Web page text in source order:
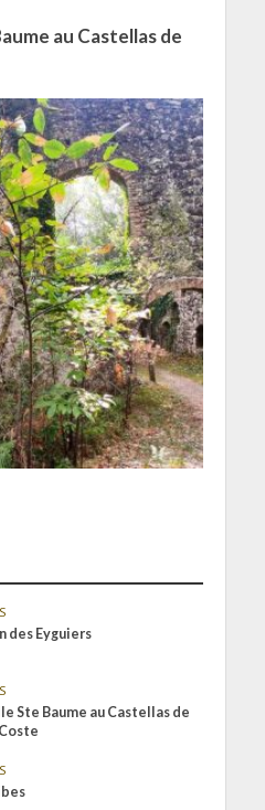
au Castellas de
des Eyguiers
Ste Baume au Castellas de